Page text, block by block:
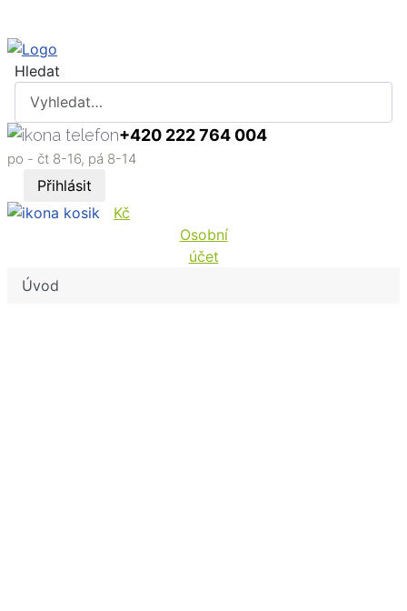
Hledat
+420 222 764 004
po - čt 8-16, pá 8-14
Přihlásit
Kč
Osobní
účet
Úvod